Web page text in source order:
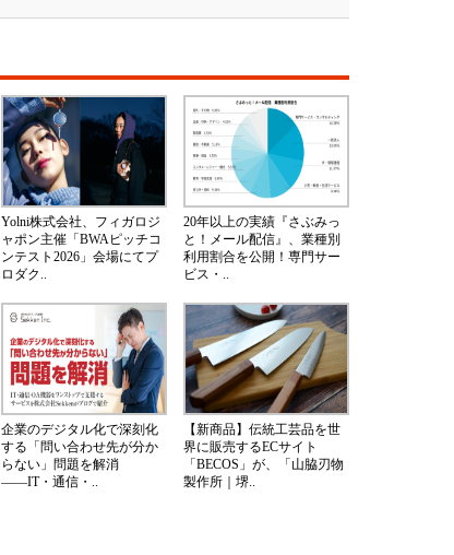
Yolni株式会社、フィガロジ
ャポン主催「BWAピッチコ
ンテスト2026」会場にてプ
ロダク..
20年以上の実績『さぶみっ
と！メール配信』、業種別
利用割合を公開！専門サー
ビス・..
企業のデジタル化で深刻化
する「問い合わせ先が分か
らない」問題を解消
――IT・通信・..
【新商品】伝統工芸品を世
界に販売するECサイト
「BECOS」が、「山脇刃物
製作所｜堺..